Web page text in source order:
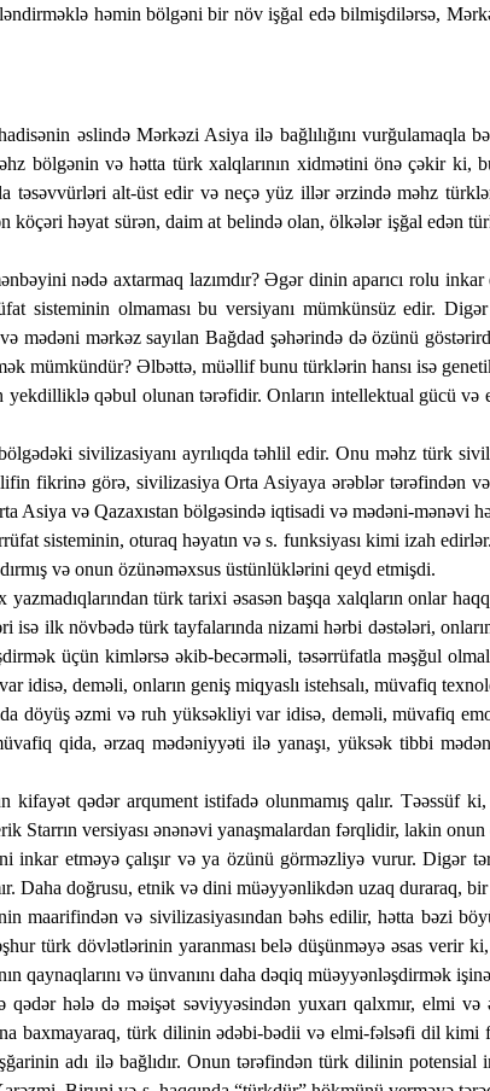
həmin bölgəni bir növ işğal edə bilmişdilərsə,
əslində Mərkəzi Asiya ilə bağlılığını vurğulamaqla
bölgənin və hətta türk xalqlarının xidmətini önə çəkir ki,
təsəvvürləri alt-üst edir və neçə yüz illər ərzində məhz
köçəri həyat sürən, daim at belində olan, ölkələr işğal edən
nədə axtarmaq lazımdır? Əgər dinin aparıcı rolu
sisteminin olmaması bu versiyanı mümkünsüz edir.
mərkəz sayılan Bağdad şəhərində də özünü
mümkündür? Əlbəttə, müəllif bunu türklərin hansı isə
qəbul olunan tərəfidir. Onların intellektual gücü və
sivilizasiyanı ayrılıqda təhlil edir. Onu məhz türk
fikrinə görə, sivilizasiya Orta Asiyaya ərəblər tərəfindən
və Qazaxıstan bölgəsində iqtisadi və mədəni-mənəvi
sisteminin, oturaq həyatın və s. funksiyası kimi izah
və onun özünəməxsus üstünlüklərini qeyd etmişdi.
yazmadıqlarından türk tarixi əsasən başqa xalqların onlar
ilk növbədə türk tayfalarında nizami hərbi dəstələri,
üçün kimlərsə əkib-becərməli, təsərrüfatla məşğul
idisə, deməli, onların geniş miqyaslı istehsalı, müvafiq
döyüş əzmi və ruh yüksəkliyi var idisə, deməli, müvafiq
qida, ərzaq mədəniyyəti ilə yanaşı, yüksək tibbi
kifayət qədər arqument istifadə olunmamış qalır. Təəssüf
Starrın versiyası ənənəvi yanaşmalardan fərqlidir, lakin
etməyə çalışır və ya özünü görməzliyə vurur. Digər
Daha doğrusu, etnik və dini müəyyənlikdən uzaq duraraq,
maarifindən və sivilizasiyasından bəhs edilir, hətta bəzi
türk dövlətlərinin yaranması belə düşünməyə əsas
qaynaqlarını və ünvanını daha dəqiq müəyyənləşdirmək
hələ də məişət səviyyəsindən yuxarı qalxmır, elmi
baxmayaraq, türk dilinin ədəbi-bədii və elmi-fəlsəfi dil kimi
adı ilə bağlıdır. Onun tərəfindən türk dilinin potensial